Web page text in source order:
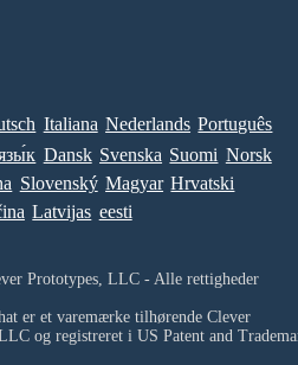
Italiana Nederlands Português
Dansk Svenska Suomi Norsk
Slovenský Magyar Hrvatski
Latvijas eesti
Prototypes, LLC - Alle rettigheder
er et varemærke tilhørende Clever
og registreret i US Patent and